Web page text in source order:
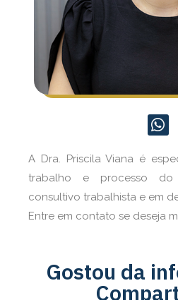
A Dra. Priscila Viana é
trabalho e processo
consultivo trabalhista e em
Entre em contato se deseja
Gostou da